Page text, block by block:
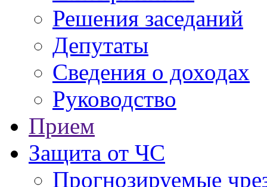
Решения заседаний
Депутаты
Сведения о доходах
Руководство
Прием
Защита от ЧС
Прогнозируемые